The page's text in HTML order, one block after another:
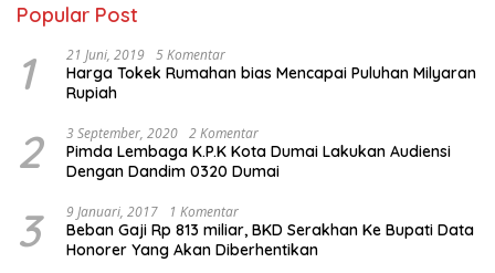
Popular Post
1 21 Juni, 2019 5 Komentar
Harga Tokek Rumahan bias Mencapai Puluhan Milyaran
Rupiah
2 3 September, 2020 2 Komentar
Pimda Lembaga K.P.K Kota Dumai Lakukan Audiensi
Dengan Dandim 0320 Dumai
3 9 Januari, 2017 1 Komentar
Beban Gaji Rp 813 miliar, BKD Serakhan Ke Bupati Data
Honorer Yang Akan Diberhentikan